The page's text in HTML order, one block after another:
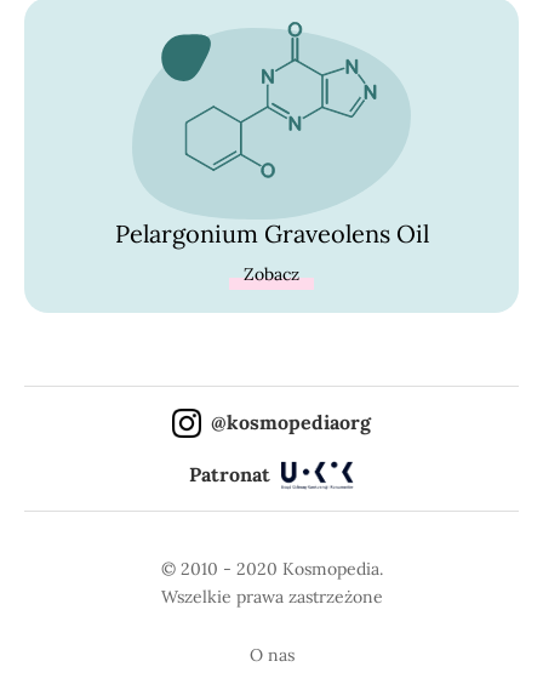
Pelargonium Graveolens Oil
Zobacz
@kosmopediaorg
Patronat
© 2010 - 2020 Kosmopedia.
Wszelkie prawa zastrzeżone
O nas